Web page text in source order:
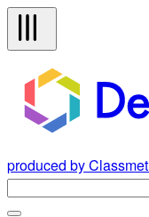
produced by